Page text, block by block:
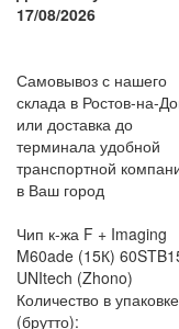
17/08/2026
Самовывоз с нашего
склада в Ростов-на-
или доставка до
терминала удобной
транспортной
в Ваш город
Чип к-жа F + Imaging
M60ade (15К)
UNItech (Zhono)
Количество в упаковке
(брутто):